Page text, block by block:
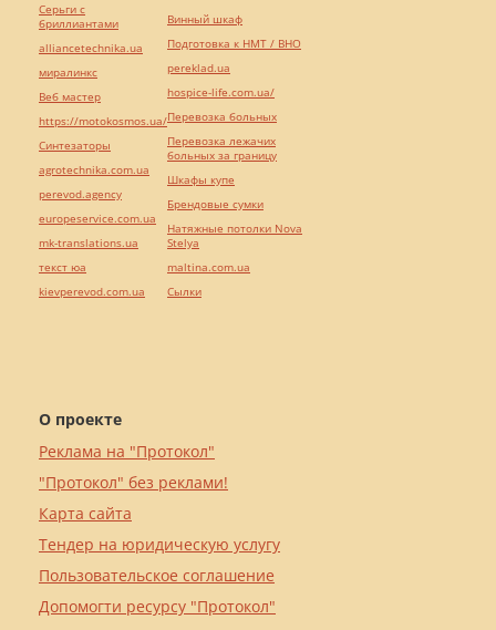
О проекте
Реклама на "Протокол"
"Протокол" без реклами!
Карта сайта
Тендер на юридическую услугу
Пользовательское соглашение
Допомогти ресурсу "Протокол"
Серьги с
бриллиантами
alliancetechnika.ua
миралинкс
Веб мастер
https://motokosmos.ua/
Синтезаторы
agrotechnika.com.ua
perevod.agency
europeservice.com.ua
mk-translations.ua
текст юа
kievperevod.com.ua
Винный шкаф
Подготовка к НМТ / ВНО
pereklad.ua
hospice-life.com.ua/
Перевозка больных
Перевозка лежачих
больных за границу
Шкафы купе
Брендовые сумки
Натяжные потолки Nova
Stelya
maltina.com.ua
Cылки